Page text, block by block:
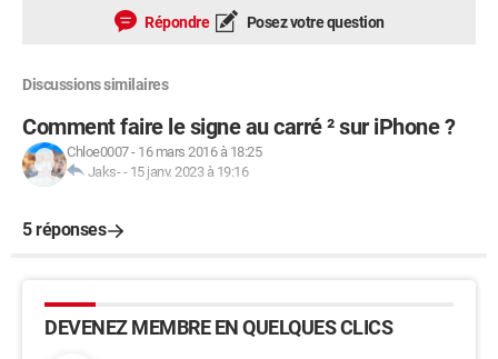
Répondre Posez votre question
Discussions similaires
Comment faire le signe au carré ² sur iPhone ?
Chloe0007- 16 mars 2016 à 18:25
Jaks-- 15 janv. 2023 à 19:16
5 réponses
DEVENEZ MEMBRE EN QUELQUES CLICS